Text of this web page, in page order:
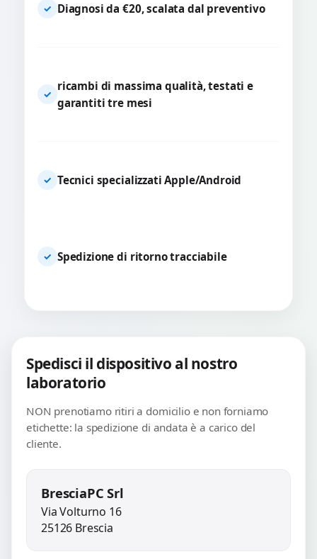
✓ Diagnosi da €20, scalata dal preventivo
✓
ricambi di massima qualità, testati e
garantiti tre mesi
✓ Tecnici specializzati Apple/Android
✓ Spedizione di ritorno tracciabile
Spedisci il dispositivo al nostro
laboratorio
NON prenotiamo ritiri a domicilio e non forniamo
etichette: la spedizione di andata è a carico del
cliente.
BresciaPC Srl
Via Volturno 16
25126 Brescia